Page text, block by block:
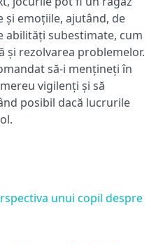
și emoțiile, ajutând, de
abilități subestimate, cum
și rezolvarea problemelor.
să-i mențineți în
vigilenți și să
posibil dacă lucrurile
unui copil despre